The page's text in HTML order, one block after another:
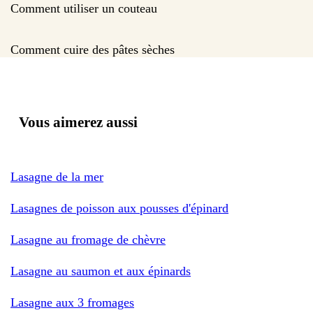
Comment utiliser un couteau
Comment cuire des pâtes sèches
Vous aimerez aussi
Lasagne de la mer
Lasagnes de poisson aux pousses d'épinard
Lasagne au fromage de chèvre
Lasagne au saumon et aux épinards
Lasagne aux 3 fromages